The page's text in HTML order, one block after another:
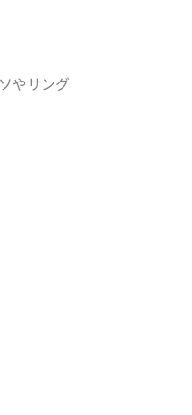
やサング